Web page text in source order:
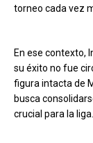
torneo cada vez
En ese contexto,
su éxito no fue
figura intacta de
busca
crucial para la liga.